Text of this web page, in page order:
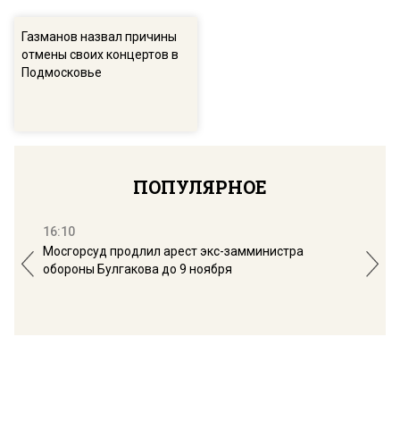
Газманов назвал причины
отмены своих концертов в
Подмосковье
ПОПУЛЯРНОЕ
16:10
Мосгорсуд продлил арест экс-замминистра
обороны Булгакова до 9 ноября